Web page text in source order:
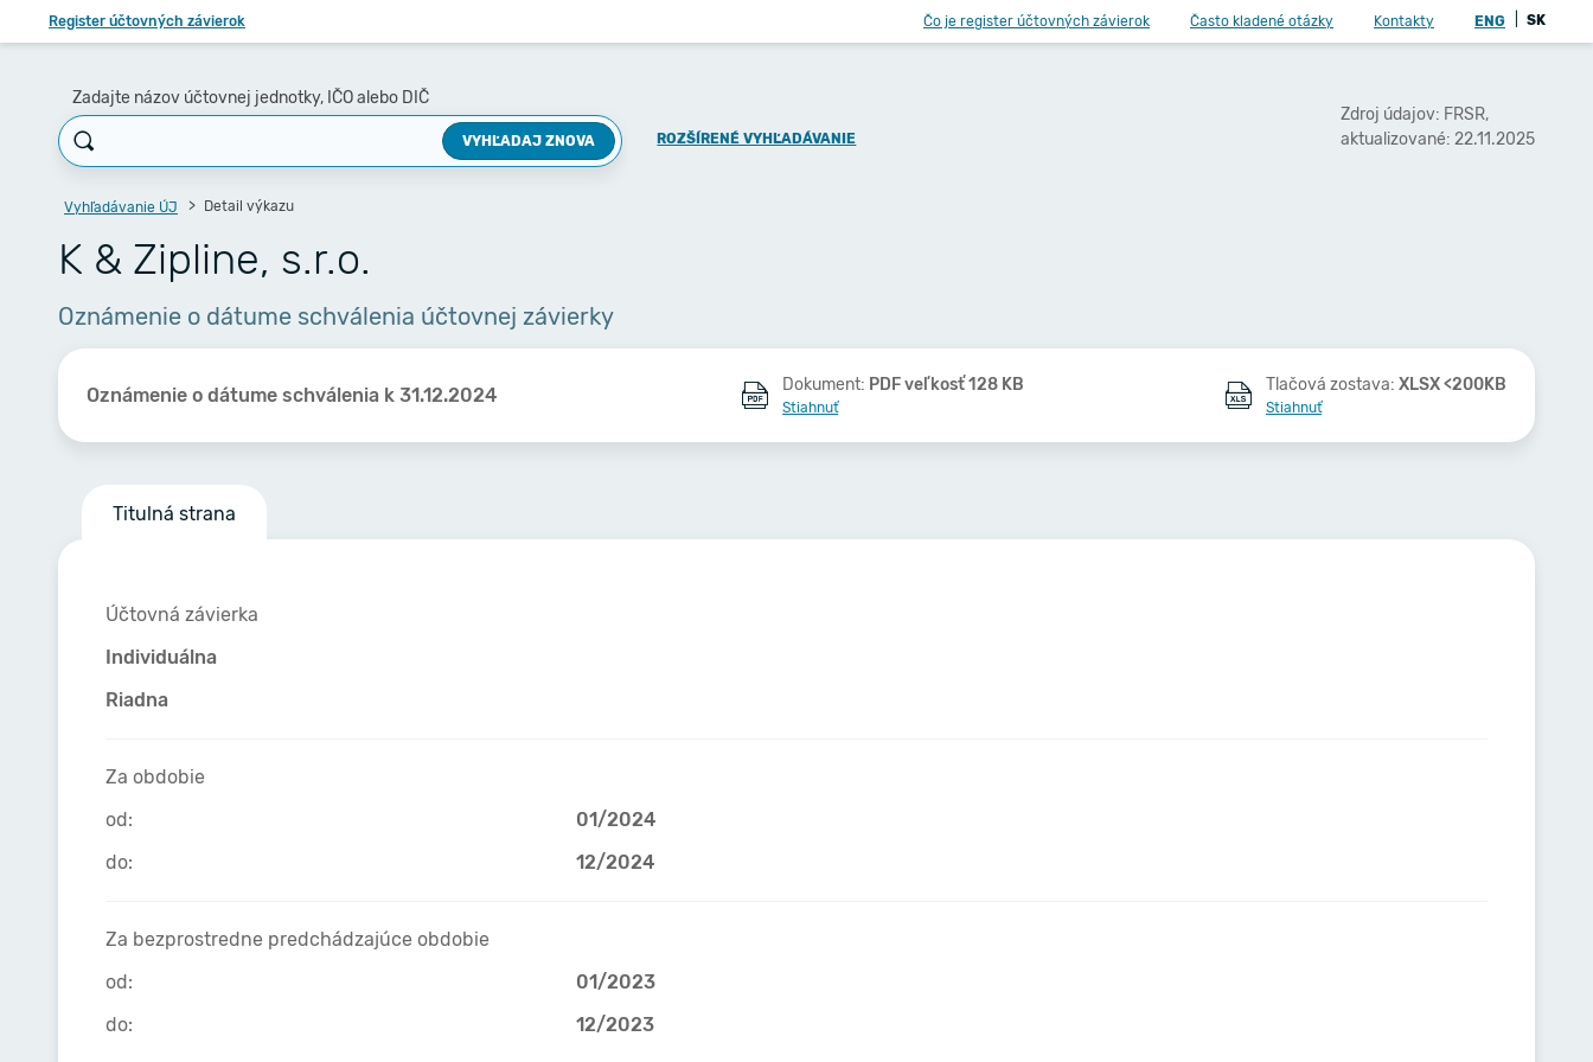
Register účtovných závierok Čo je register účtovných závierok Často kladené otázky Kontakty ENG SK
Zadajte názov účtovnej jednotky, IČO alebo DIČ
VYHĽADAJ ZNOVA ROZŠÍRENÉ VYHĽADÁVANIE
Zdroj údajov: FRSR,
aktualizované: 22.11.2025
Vyhľadávanie ÚJ Detail výkazu
K & Zipline, s.r.o.
Oznámenie o dátume schválenia účtovnej závierky
Oznámenie o dátume schválenia k 31.12.2024 Dokument: PDF veľkosť 128 KB
Stiahnuť
Tlačová zostava: XLSX <200KB
Stiahnuť
Titulná strana
Účtovná závierka
Individuálna
Riadna
Za obdobie
od:
01/2024
do:
12/2024
Za bezprostredne predchádzajúce obdobie
od:
01/2023
do:
12/2023